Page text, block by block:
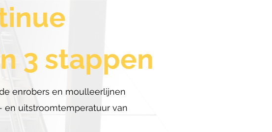
3 stappen
enrobers en moulleerlijnen
uitstroomtemperatuur van